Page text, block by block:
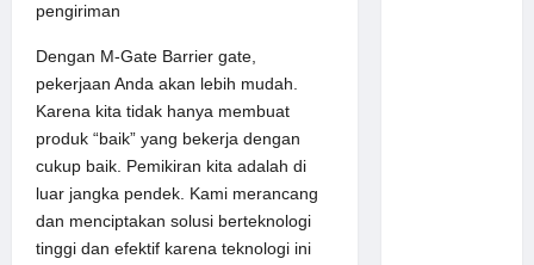
pengiriman
Dengan M-Gate Barrier gate,
pekerjaan Anda akan lebih mudah.
Karena kita tidak hanya membuat
produk “baik” yang bekerja dengan
cukup baik. Pemikiran kita adalah di
luar jangka pendek. Kami merancang
dan menciptakan solusi berteknologi
tinggi dan efektif karena teknologi ini